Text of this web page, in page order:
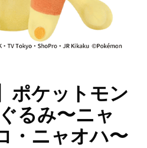
ポケットモン
るみ〜ニャ
・ニャオハ〜